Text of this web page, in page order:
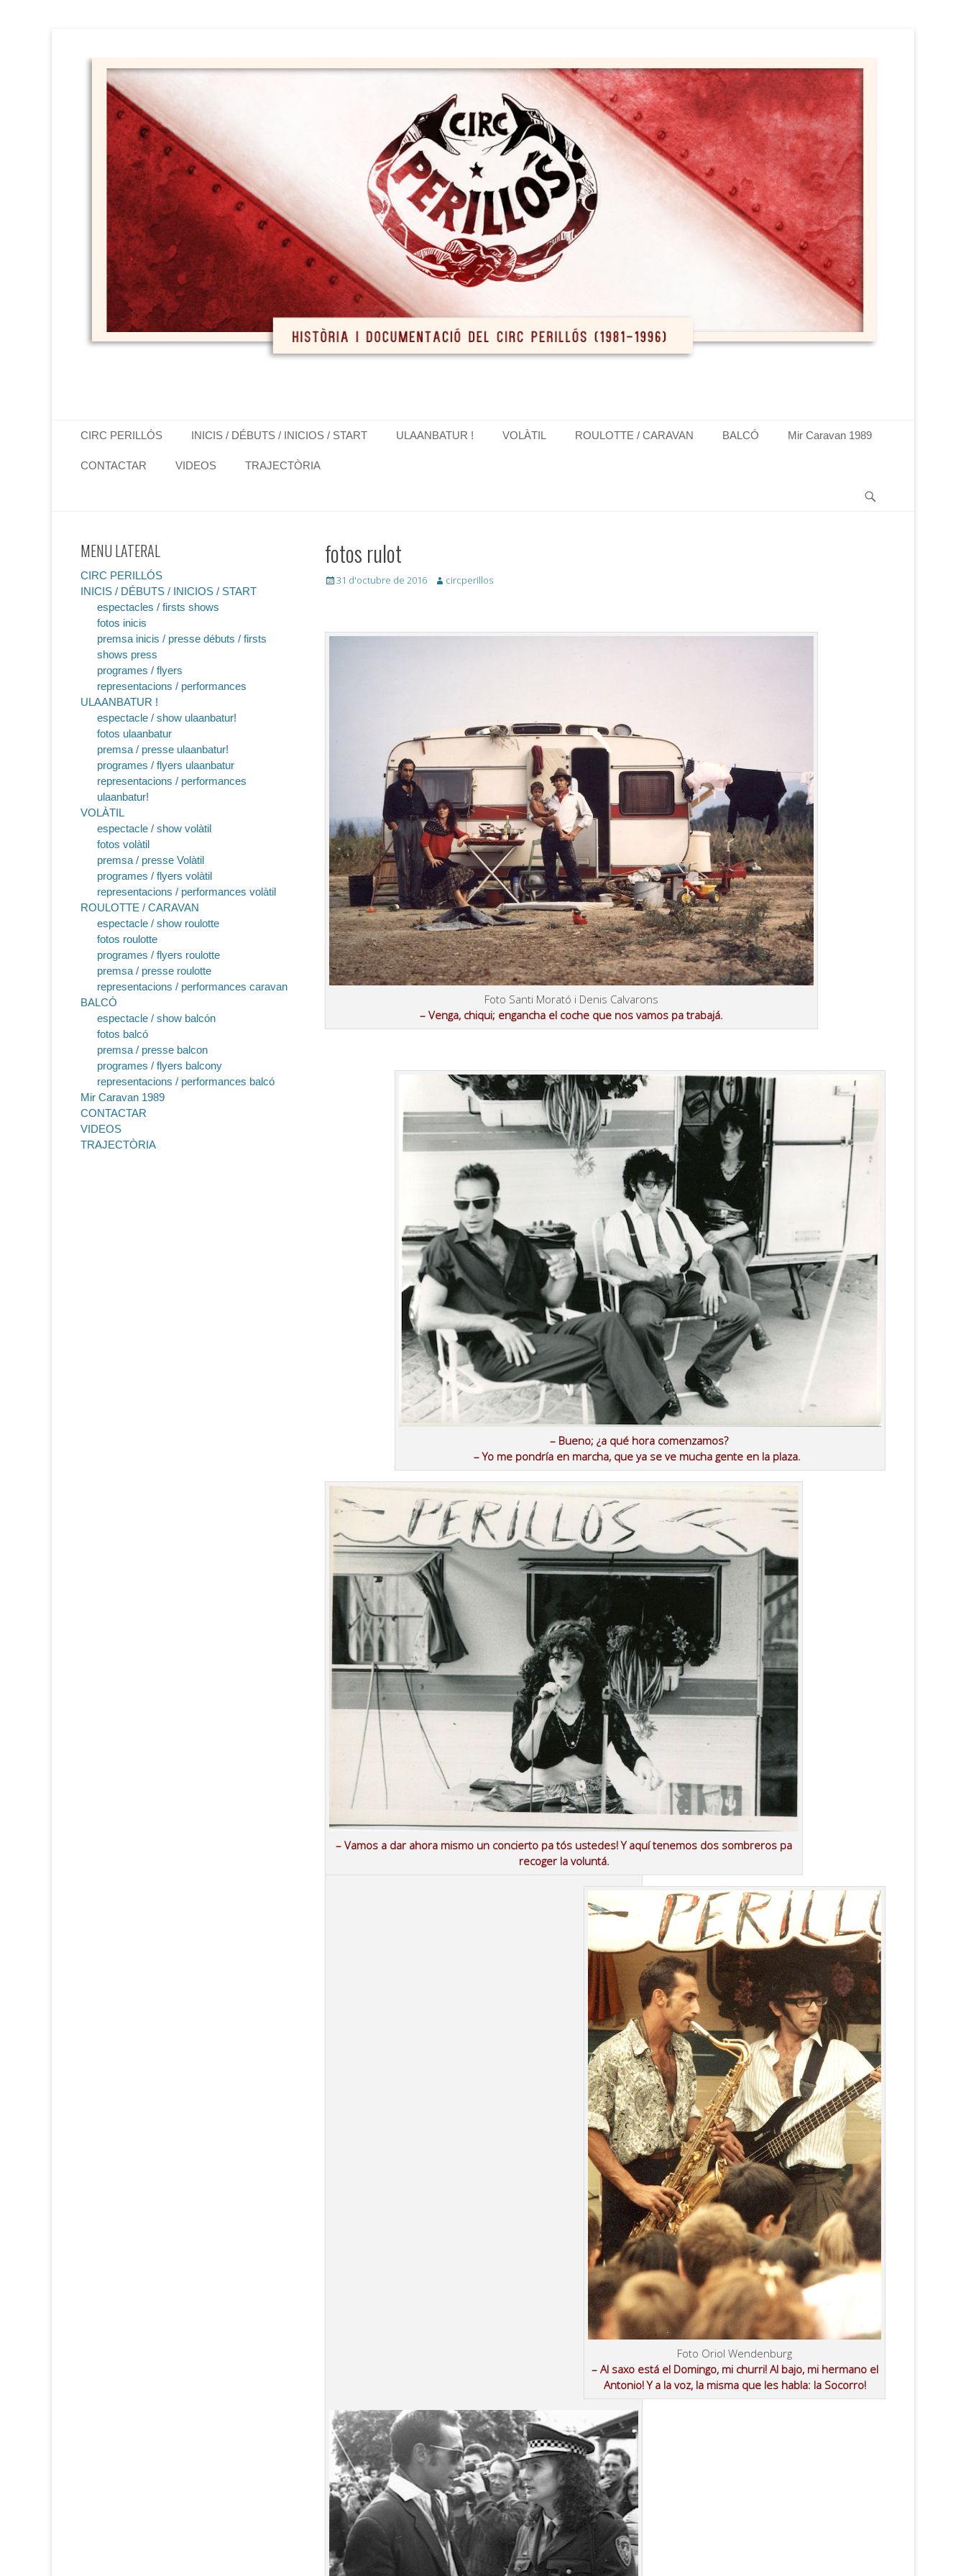
Circ Perillós
HISTÒRIA i DOCUMENTACIÓ (1981 / 1996)
Primary Menu
content
CIRC PERILLÓS INICIS / DÉBUTS / INICIOS / START ULAANBATUR ! VOLÀTIL ROULOTTE / CARAVAN BALCÓ Mir Caravan 1989
CONTACTAR VIDEOS TRAJECTÒRIA
fotos rulot
Posted
31 d'octubre de 2016 Author
circperillos
Foto Santi Morató i Denis Calvarons
– Venga, chiqui; engancha el coche que nos vamos pa trabajá.
– Bueno; ¿a qué hora comenzamos?.
– Yo me pondría en marcha, que ya se ve mucha gente en la plaza.
– Vamos a dar ahora mismo un concierto pa tós ustedes! Y aquí tenemos dos sombreros pa
recoger la voluntá.
Foto Oriol Wendenburg
– Al saxo está el Domingo, mi churri! Al bajo, mi hermano el
Antonio! Y a la voz, la misma que les habla: la Socorro!
MENU LATERAL
CIRC PERILLÓS
INICIS / DÉBUTS / INICIOS / START
espectacles / firsts shows
fotos inicis
premsa inicis / presse débuts / firsts
shows press
programes / flyers
representacions / performances
ULAANBATUR !
espectacle / show ulaanbatur!
fotos ulaanbatur
premsa / presse ulaanbatur!
programes / flyers ulaanbatur
representacions / performances
ulaanbatur!
VOLÀTIL
espectacle / show volàtil
fotos volàtil
premsa / presse Volàtil
programes / flyers volàtil
representacions / performances volàtil
ROULOTTE / CARAVAN
espectacle / show roulotte
fotos roulotte
programes / flyers roulotte
premsa / presse roulotte
representacions / performances caravan
BALCÓ
espectacle / show balcón
fotos balcó
premsa / presse balcon
programes / flyers balcony
representacions / performances balcó
Mir Caravan 1989
CONTACTAR
VIDEOS
TRAJECTÒRIA